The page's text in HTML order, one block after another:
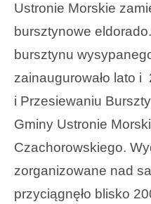
Ustronie Morskie
bursztynowe
bursztynu
zainaugurowało lato i
i Przesiewaniu
Gminy Ustronie
Czachorowskiego.
zorganizowane nad
przyciągnęło blisko